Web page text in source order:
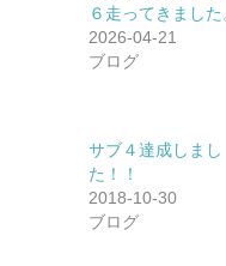
６走ってきました
2026-04-21
ブログ
サブ４達成しまし
た！！
2018-10-30
ブログ